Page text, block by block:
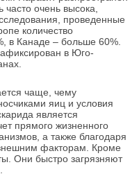
очень высока,
проведенные
количество
в Канаде – больше 60%.
в Юго-
чаще, чему
яиц и условия
является
прямого жизненного
а также благодаря
факторам. Кроме
Они быстро загрязняют